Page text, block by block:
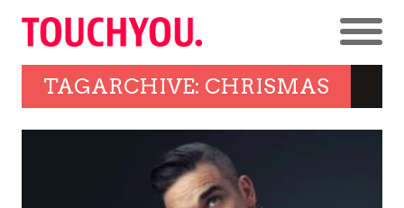
TAGARCHIVE: CHRISMAS